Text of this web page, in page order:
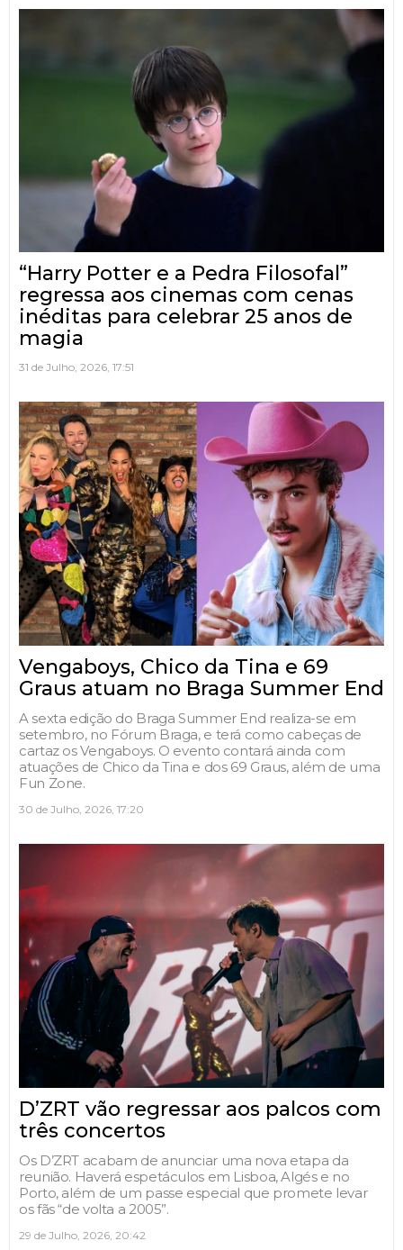
“Harry Potter e a Pedra Filosofal”
regressa aos cinemas com cenas
inéditas para celebrar 25 anos de
magia
31 de Julho, 2026, 17:51
Vengaboys, Chico da Tina e 69
Graus atuam no Braga Summer End
A sexta edição do Braga Summer End realiza-se em
setembro, no Fórum Braga, e terá como cabeças de
cartaz os Vengaboys. O evento contará ainda com
atuações de Chico da Tina e dos 69 Graus, além de uma
Fun Zone.
30 de Julho, 2026, 17:20
D’ZRT vão regressar aos palcos com
três concertos
Os D’ZRT acabam de anunciar uma nova etapa da
reunião. Haverá espetáculos em Lisboa, Algés e no
Porto, além de um passe especial que promete levar
os fãs “de volta a 2005”.
29 de Julho, 2026, 20:42